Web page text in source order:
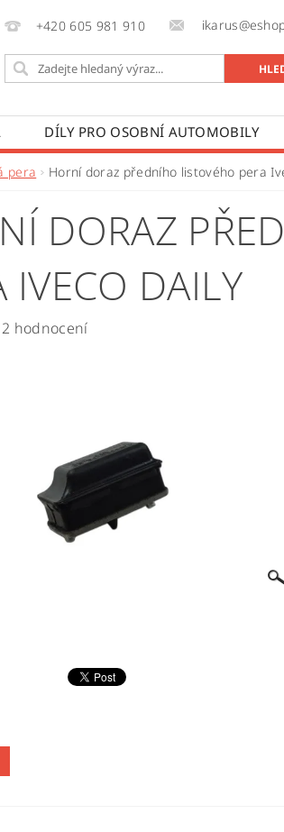
+420 605 981 910
DÍLY PRO OSOBNÍ AUTOMOBILY
DÍLY PRO ZEMĚDĚLSKÉ STROJE
pera Horní doraz předního listového pera
DORAZ
IVECO DAILY
2 hodnocení